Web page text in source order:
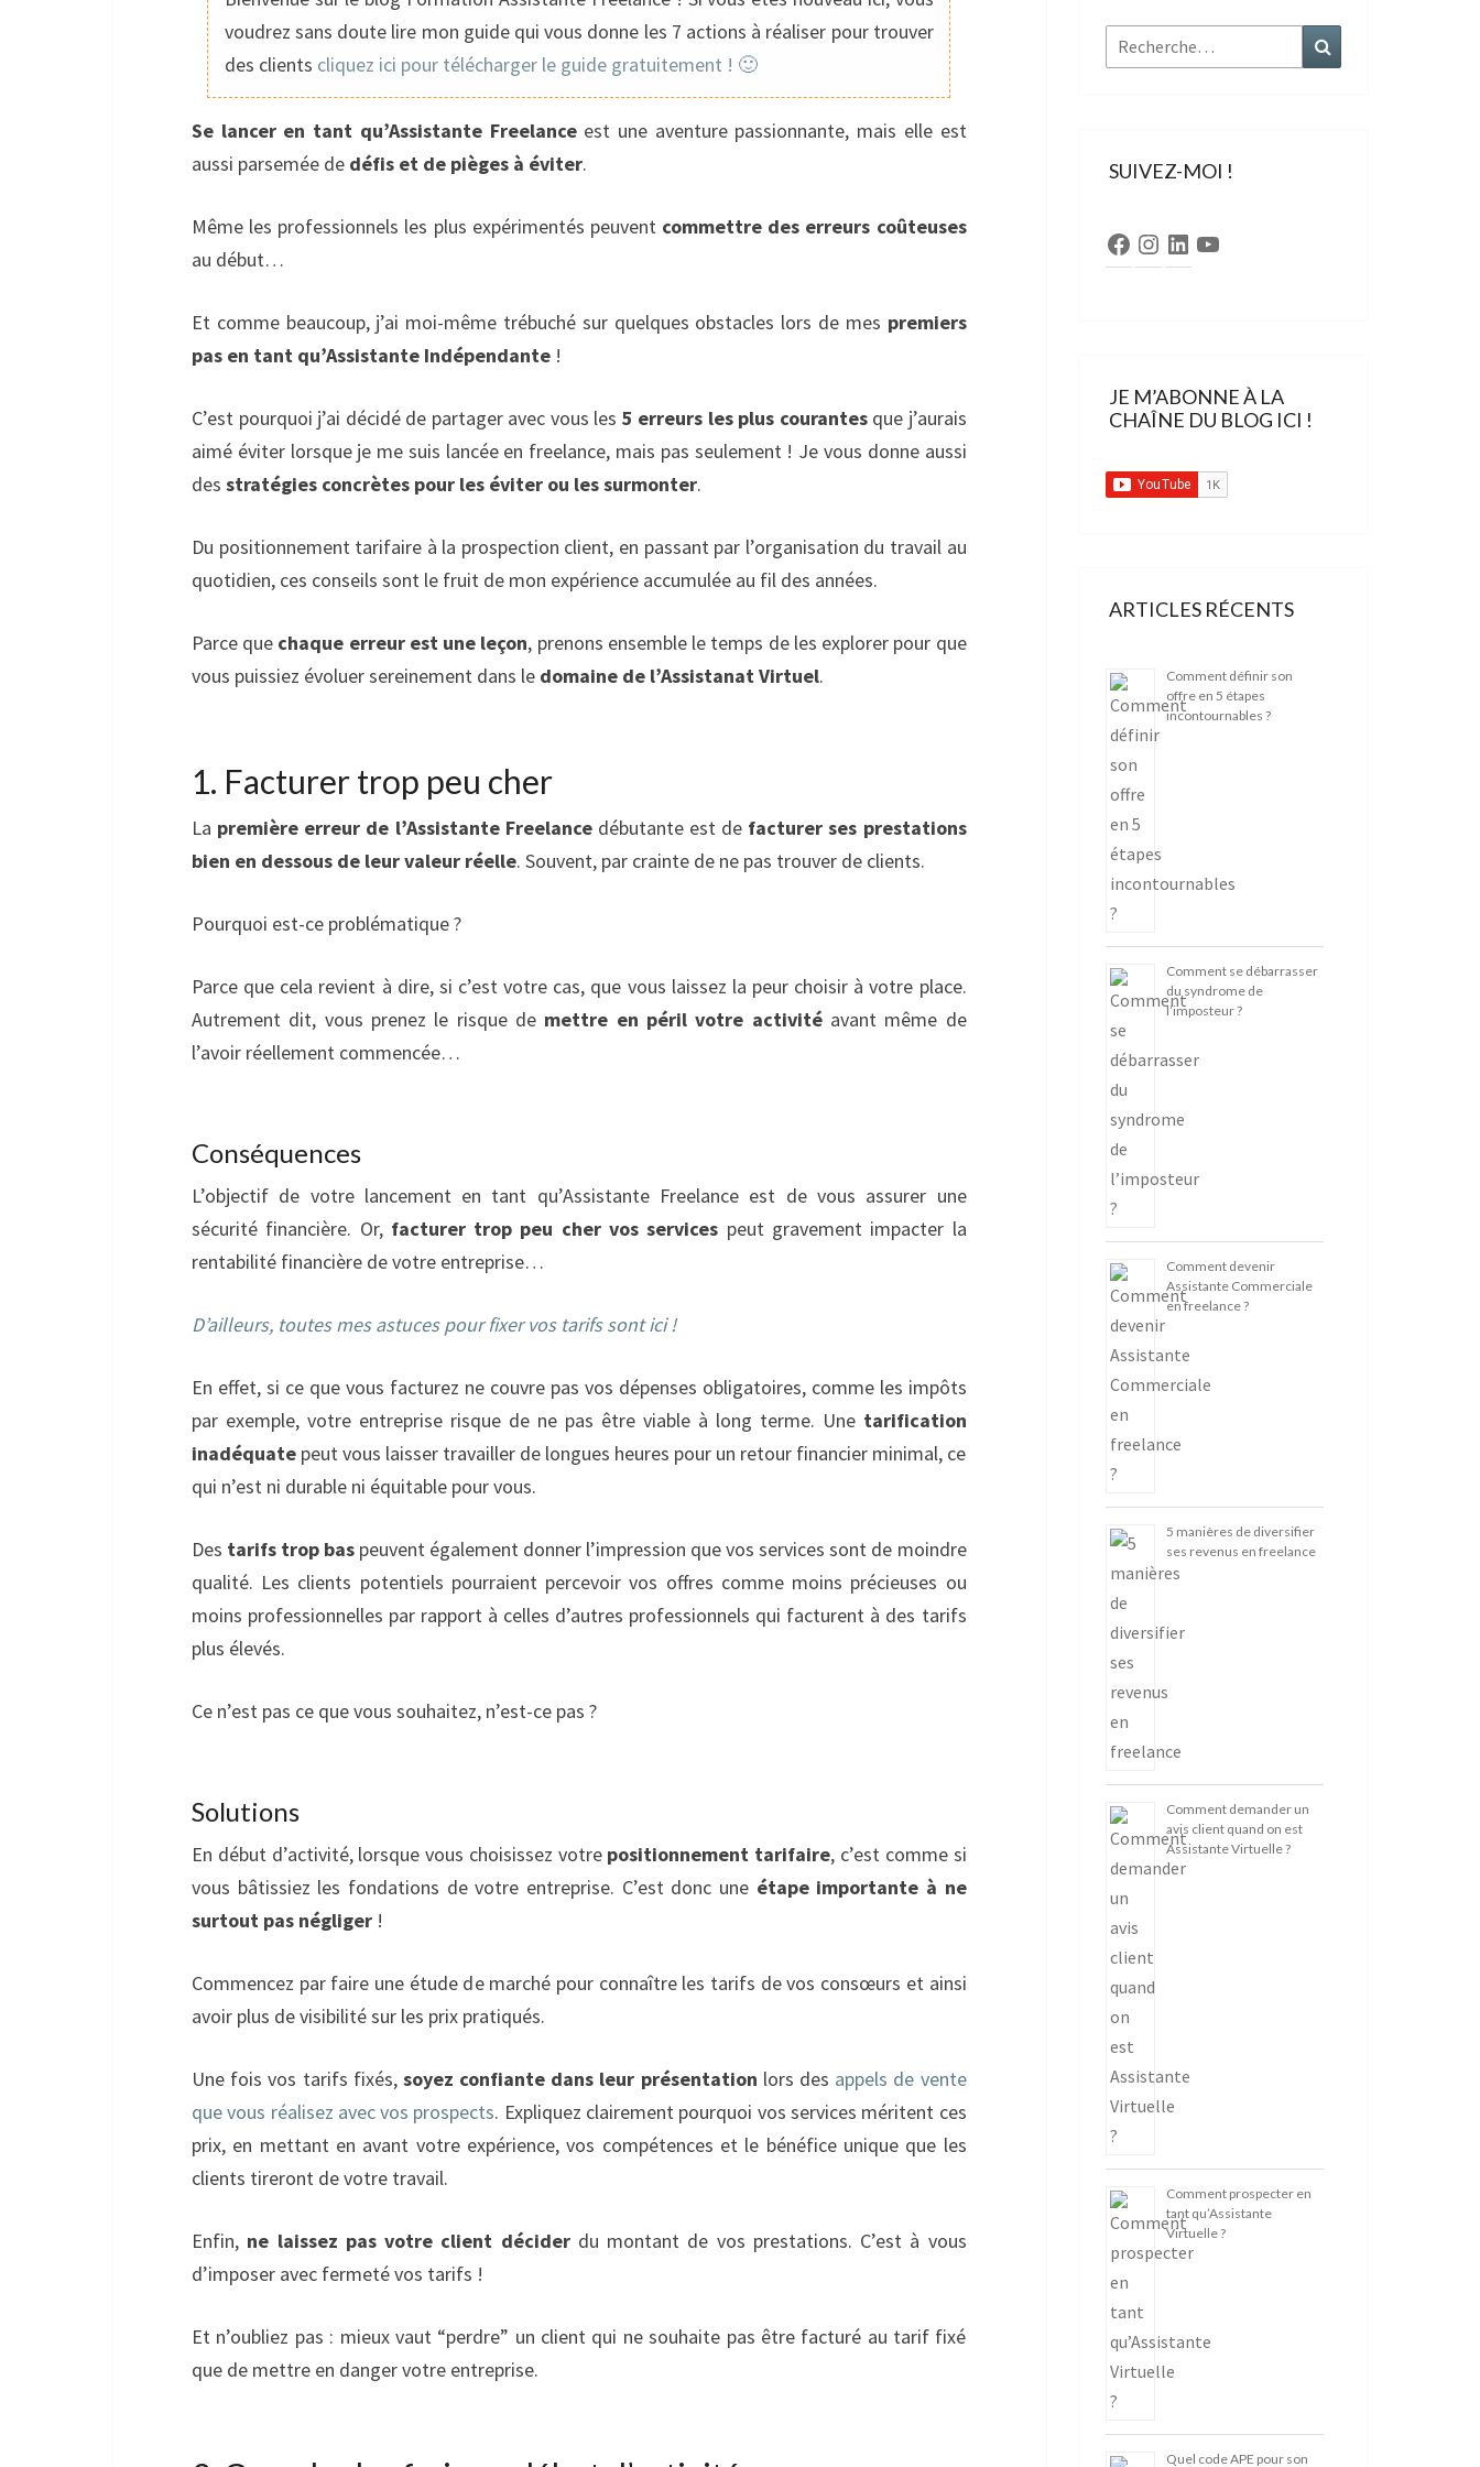
ÉVITER
voudrez sans doute lire mon guide qui vous donne les 7 actions à réaliser pour trouver
des clients cliquez ici pour télécharger le guide gratuitement ! 🙂
Se lancer en tant qu’Assistante Freelanceest une aventure passionnante, mais elle est
aussi parsemée de défis et de pièges à éviter.
Même les professionnels les plus expérimentés peuvent commettre des erreurs coûteuses
au début…
Et comme beaucoup, j’ai moi-même trébuché sur quelques obstacles lors de mes premiers
pas en tant qu’Assistante Indépendante !
C’est pourquoi j’ai décidé de partager avec vous les 5 erreurs les plus courantesque j’aurais
aimé éviter lorsque je me suis lancée en freelance, mais pas seulement ! Je vous donne aussi
des stratégies concrètes pour les éviter ou les surmonter.
Du positionnement tarifaire à la prospection client, en passant par l’organisation du travail au
quotidien, ces conseils sont le fruit de mon expérience accumulée au fil des années.
Parce que chaque erreur est une leçon, prenons ensemble le temps de les explorer pour que
vous puissiez évoluer sereinement dans le domaine de l’Assistanat Virtuel.
1. Facturer trop peu cher
La première erreur de l’Assistante Freelancedébutante est de facturer ses prestations
bien en dessous de leur valeur réelle. Souvent, par crainte de ne pas trouver de clients.
Pourquoi est-ce problématique ?
Parce que cela revient à dire, si c’est votre cas, que vous laissez la peur choisir à votre place.
Autrement dit, vous prenez le risque de mettre en péril votre activitéavant même de
l’avoir réellement commencée…
Conséquences
L’objectif de votre lancement en tant qu’Assistante Freelance est de vous assurer une
sécurité financière. Or, facturer trop peu cher vos services peut gravement impacter la
rentabilité financière de votre entreprise…
D’ailleurs, toutes mes astuces pour fixer vos tarifs sont ici !
En effet, si ce que vous facturez ne couvre pas vos dépenses obligatoires, comme les impôts
par exemple, votre entreprise risque de ne pas être viable à long terme. Une tarification
inadéquate peut vous laisser travailler de longues heures pour un retour financier minimal, ce
qui n’est ni durable ni équitable pour vous.
Des tarifs trop bas peuvent également donner l’impression que vos services sont de moindre
qualité. Les clients potentiels pourraient percevoir vos offres comme moins précieuses ou
moins professionnelles par rapport à celles d’autres professionnels qui facturent à des tarifs
plus élevés.
Ce n’est pas ce que vous souhaitez, n’est-ce pas ?
Solutions
En début d’activité, lorsque vous choisissez votre positionnement tarifaire, c’est comme si
vous bâtissiez les fondations de votre entreprise. C’est donc une étape importante à ne
surtout pas négliger !
Commencez par faire une étude de marché pour connaître les tarifs de vos consœurs et ainsi
avoir plus de visibilité sur les prix pratiqués.
Une fois vos tarifs fixés, soyez confiante dans leur présentation lors des appels de vente
que vous réalisez avec vos prospects. Expliquez clairement pourquoi vos services méritent ces
prix, en mettant en avant votre expérience, vos compétences et le bénéfice unique que les
clients tireront de votre travail.
Enfin, ne laissez pas votre client déciderdu montant de vos prestations. C’est à vous
d’imposer avec fermeté vos tarifs !
Et n’oubliez pas : mieux vaut “perdre” un client qui ne souhaite pas être facturé au tarif fixé
que de mettre en danger votre entreprise.
Rechercher :
SUIVEZ-MOI !
Facebook
Instagram
LinkedInYouTube
JE M’ABONNE À LA
CHAÎNE DU BLOG ICI !
ARTICLES RÉCENTS
Comment définir son
offre en 5 étapes
incontournables ?
Comment se débarrasser
du syndrome de
l’imposteur ?
Comment devenir
Assistante Commerciale
en freelance ?
5 manières de diversifier
ses revenus en freelance
Comment demander un
avis client quand on est
Assistante Virtuelle ?
Comment prospecter en
tant qu’Assistante
Virtuelle ?
Quel code APE pour son